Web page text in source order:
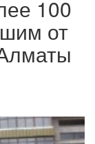
100
от